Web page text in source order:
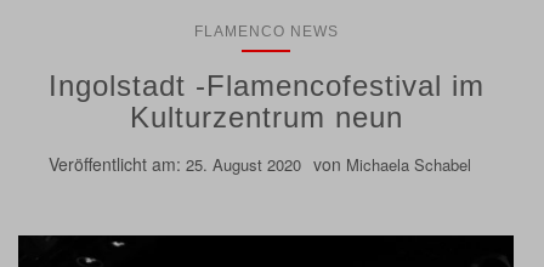
FLAMENCO NEWS
Ingolstadt -Flamencofestival im
Kulturzentrum neun
Veröffentlicht am: 25. August 2020 von Michaela Schabel